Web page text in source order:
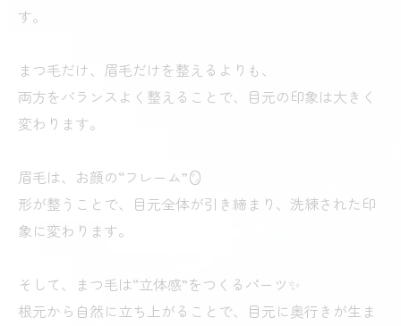
す。
まつ毛だけ、眉毛だけを整えるよりも、
両方をバランスよく整えることで、目元の印象は大きく
変わります。
眉毛は、お顔の“フレーム”🪞
形が整うことで、目元全体が引き締まり、洗練された印
象に変わります。
そして、まつ毛は“立体感”をつくるパーツ✨
根元から自然に立ち上がることで、目元に奥行きが生ま